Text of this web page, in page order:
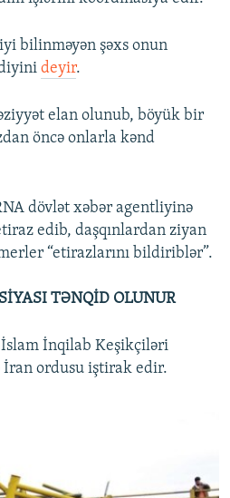
bilinməyən şəxs onun
deyir.
elan olunub, böyük bir
öncə onlarla kənd
dövlət xəbər agentliyinə
edib, daşqınlardan ziyan
“etirazlarını bildiriblər”.
TƏNQİD OLUNUR
İnqilab Keşikçiləri
ordusu iştirak edir.